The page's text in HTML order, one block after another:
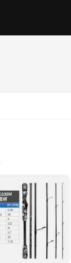
enhance their
you're
sessions without fatigue.